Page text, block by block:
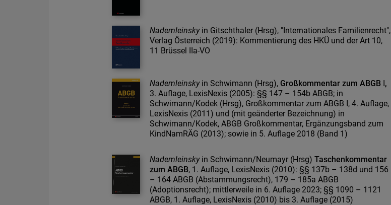
Nademleinskyin Gitschthaler (Hrsg), "Internationales Familienrecht",
Verlag Österreich (2019): Kommentierung des HKÜ und der Art 10,
11 Brüssel IIa-VO
Nademleinskyin Schwimann (Hrsg), Großkommentar zum ABGB I,
3. Auflage, LexisNexis (2005): §§ 147 – 154b ABGB; in
Schwimann/Kodek (Hrsg), Großkommentar zum ABGB I, 4. Auflage,
LexisNexis (2011) und (mit geänderter Bezeichnung) in
Schwimann/Kodek, ABGB Großkommentar, Ergänzungsband zum
KindNamRÄG (2013); sowie in 5. Auflage 2018 (Band 1)
Nademleinskyin Schwimann/Neumayr (Hrsg) Taschenkommentar
zum ABGB, 1. Auflage, LexisNexis (2010): §§ 137b – 138d und 156
– 164 ABGB (Abstammungsrecht), 179 – 185a ABGB
(Adoptionsrecht); mittlerweile in 6. Auflage 2023; §§ 1090 – 1121
ABGB, 1. Auflage, LexisNexis (2010) bis 3. Auflage (2015)